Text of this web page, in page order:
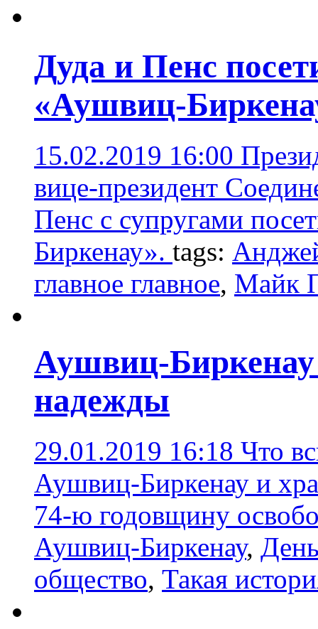
Дуда и Пенс
«Аушвиц-
15.02.2019 16:00
вице-президент
Пенс с супругами
Биркенау». tags:
главное главное, Майк
Аушвиц-
надежды
29.01.2019 16:18 Что
Аушвиц-Биркенау и
74-ю годовщину
Аушвиц-Биркенау,
общество, Такая